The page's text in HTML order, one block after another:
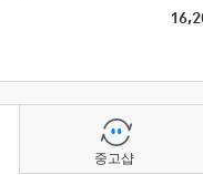
중고샵